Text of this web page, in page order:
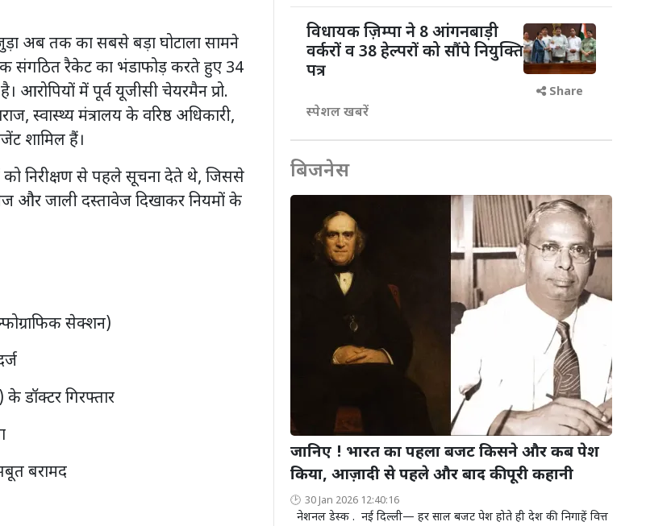
अब तक का सबसे बड़ा घोटाला सामने
संगठित रैकेट का भंडाफोड़ करते हुए 34
में पूर्व यूजीसी चेयरमैन प्रो.
स्वास्थ्य मंत्रालय के वरिष्ठ अधिकारी,
शामिल हैं।
निरीक्षण से पहले सूचना देते थे, जिससे
और जाली दस्तावेज दिखाकर नियमों के
सेक्शन)
डॉक्टर गिरफ्तार
बरामद
विधायक ज़िम्पा ने 8 आंगनबाड़ी
वर्करों व 38 हेल्परों को सौंपे नियुक्ति
पत्र
स्पेशल खबरें
Share
बिजनेस
जानिए ! भारत का पहला बजट किसने और कब पेश
किया, आज़ादी से पहले और बाद की पूरी कहानी
30 Jan 2026 12:40:16
नेशनल डेस्क . नई दिल्ली— हर साल बजट पेश होते ही देश की निगाहें वित्त